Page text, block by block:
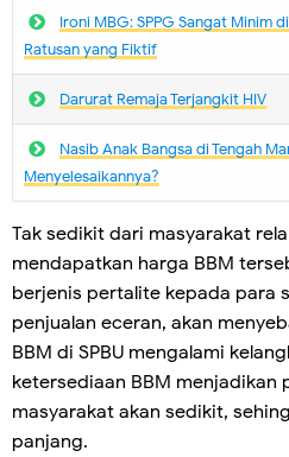
Ironi MBG: SPPG Sangat Minim
Ratusan yang Fiktif
Darurat Remaja Terjangkit HIV
Nasib Anak Bangsa di Tengah
Menyelesaikannya?
Tak sedikit dari masyarakat
mendapatkan harga BBM
berjenis pertalite kepada para
penjualan eceran, akan
BBM di SPBU mengalami
ketersediaan BBM menjadikan
masyarakat akan sedikit,
panjang.